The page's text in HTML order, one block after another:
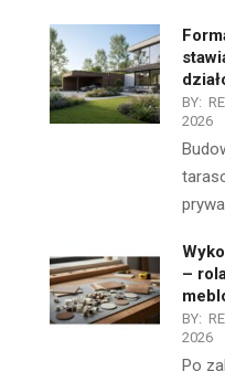
BY:
2026
–
BY:
2026
Po